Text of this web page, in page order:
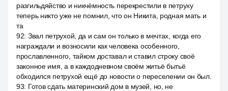
разгильдяйство и никчёмность перекрестили в петруху
теперь никто уже не помнил, что он Никита, родная мать и
та
92: Звал петрухой, да и сам он только в мечтах, когда его
награждали и возносили как человека особенного,
прославленного, тайком доставал и ставил строку своё
законное имя, а в каждодневном своём житьё бытьё
обходился петрухой ещё до новости о переселении он был.
93: Готов сдать материнский дом в музей, но, не